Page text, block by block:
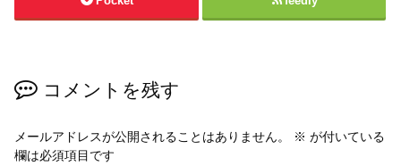
コメントを残す
メールアドレスが公開されることはありません。 ※ が付いている
欄は必須項目です